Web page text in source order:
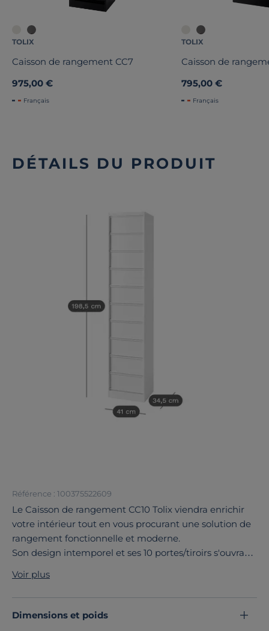
TOLIX
Caisson de rangement CC7
975,00 €
Français
TOLIX
Caisson de
795,00 €
Français
DÉTAILS DU PRODUIT
Référence : 100375522609
Le Caisson de rangement CC10 Tolix viendra enrichir
votre intérieur tout en vous procurant une solution de
rangement fonctionnelle et moderne.
Son design intemporel et ses 10 portes/tiroirs s'ouvrant
place dans votre maison avec joli style moderne et
industriel.
Découvrez toute notre sélection :
Voir plus
Dimensions et poids